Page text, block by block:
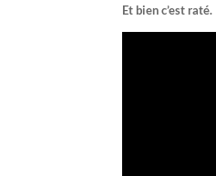
Et bien c’est raté.